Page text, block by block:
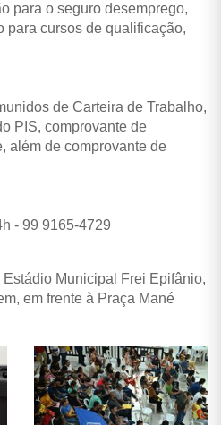
para o seguro desemprego,
para cursos de qualificação,
de Carteira de Trabalho,
PIS, comprovante de
além de comprovante de
- 99 9165-4729
Municipal Frei Epifânio,
em frente à Praça Mané